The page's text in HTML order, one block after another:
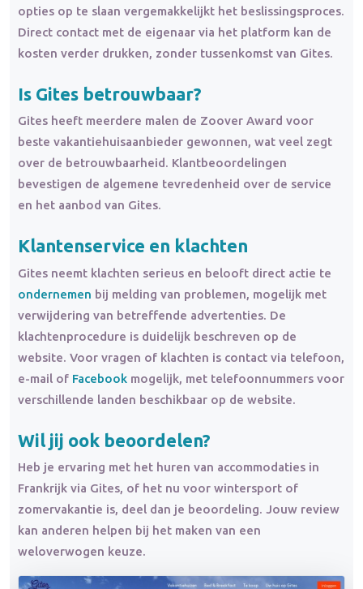
opties op te slaan vergemakkelijkt het beslissingsproces.
Direct contact met de eigenaar via het platform kan de
kosten verder drukken, zonder tussenkomst van Gites.
Is Gites betrouwbaar?
Gites heeft meerdere malen de Zoover Award voor
beste vakantiehuisaanbieder gewonnen, wat veel zegt
over de betrouwbaarheid. Klantbeoordelingen
bevestigen de algemene tevredenheid over de service
en het aanbod van Gites.
Klantenservice en klachten
Gites neemt klachten serieus en belooft direct actie te
ondernemen bij melding van problemen, mogelijk met
verwijdering van betreffende advertenties. De
klachtenprocedure is duidelijk beschreven op de
website. Voor vragen of klachten is contact via telefoon,
e-mail of Facebook mogelijk, met telefoonnummers voor
verschillende landen beschikbaar op de website.
Wil jij ook beoordelen?
Heb je ervaring met het huren van accommodaties in
Frankrijk via Gites, of het nu voor wintersport of
zomervakantie is, deel dan je beoordeling. Jouw review
kan anderen helpen bij het maken van een
weloverwogen keuze.